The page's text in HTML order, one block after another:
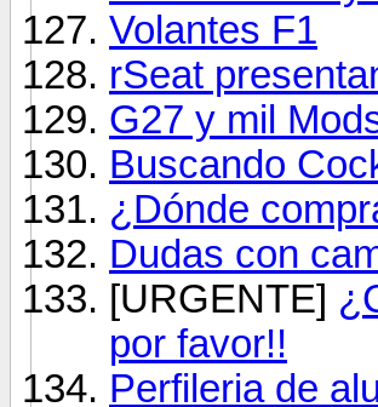
Volantes F1
rSeat
G27 y mil
Buscando
¿Dónde
Dudas con
[URGENTE]
por favor!!
Perfileria de